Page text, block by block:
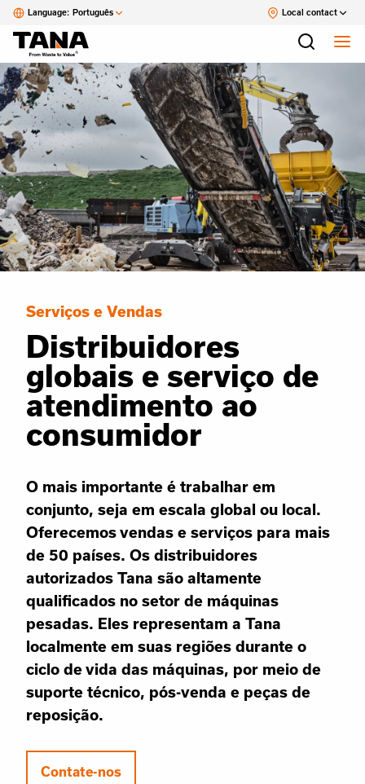
Language: Português Local contact
Serviços e Vendas
Distribuidores
globais e serviço de
atendimento ao
consumidor
O mais importante é trabalhar em
conjunto, seja em escala global ou local.
Oferecemos vendas e serviços para mais
de 50 países. Os distribuidores
autorizados Tana são altamente
qualificados no setor de máquinas
pesadas. Eles representam a Tana
localmente em suas regiões durante o
ciclo de vida das máquinas, por meio de
suporte técnico, pós-venda e peças de
reposição.
Contate-nos